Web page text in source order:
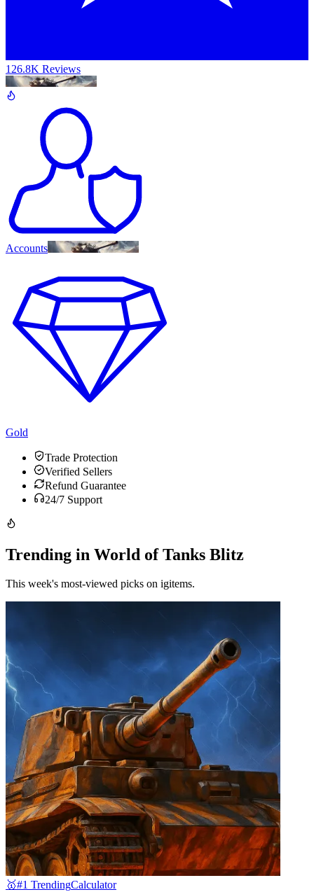
126.8K Reviews
Accounts
Gold
Trade Protection
Verified Sellers
Refund Guarantee
24/7 Support
Trending in World of Tanks Blitz
This week's most-viewed picks on igitems.
🥇#1 TrendingCalculator